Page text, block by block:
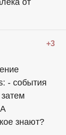
+3
- события
знают?